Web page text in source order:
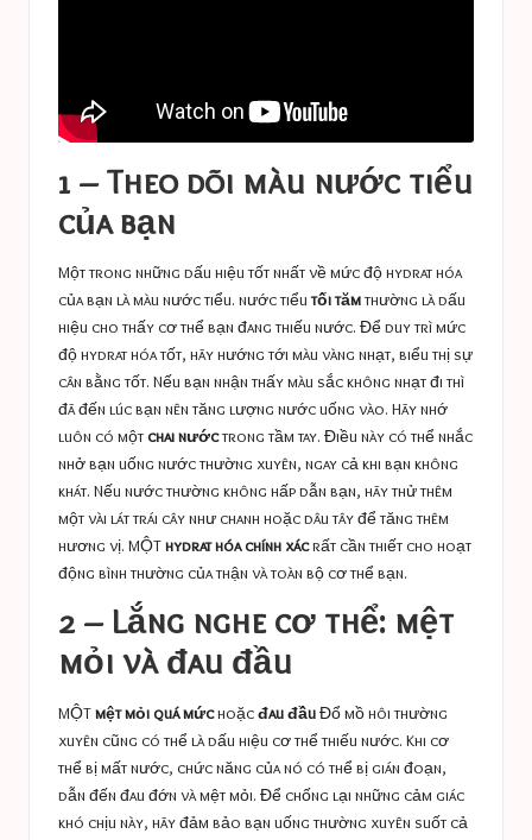
1 – Theo dõi màu nước tiểu
của bạn
Một trong những dấu hiệu tốt nhất về mức độ hydrat hóa
của bạn là màu nước tiểu. nước tiểutối tămthường là dấu
hiệu cho thấy cơ thể bạn đang thiếu nước. Để duy trì mức
độ hydrat hóa tốt, hãy hướng tới màu vàng nhạt, biểu thị sự
cân bằng tốt. Nếu bạn nhận thấy màu sắc không nhạt đi thì
đã đến lúc bạn nên tăng lượng nước uống vào. Hãy nhớ
luôn có một chai nướctrong tầm tay. Điều này có thể nhắc
nhở bạn uống nước thường xuyên, ngay cả khi bạn không
khát. Nếu nước thường không hấp dẫn bạn, hãy thử thêm
một vài lát trái cây như chanh hoặc dâu tây để tăng thêm
hương vị. MỘThydrat hóa chính xácrất cần thiết cho hoạt
động bình thường của thận và toàn bộ cơ thể bạn.
2 – Lắng nghe cơ thể: mệt
mỏi và đau đầu
MỘTmệt mỏi quá mứchoặcđau đầuĐổ mồ hôi thường
xuyên cũng có thể là dấu hiệu cơ thể thiếu nước. Khi cơ
thể bị mất nước, chức năng của nó có thể bị gián đoạn,
dẫn đến đau đớn và mệt mỏi. Để chống lại những cảm giác
khó chịu này, hãy đảm bảo bạn uống thường xuyên suốt cả